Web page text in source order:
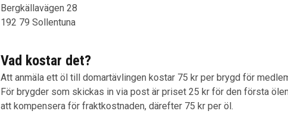
Bergkällavägen 28
192 79 Sollentuna
Vad kostar det?
Att anmäla ett öl till domartävlingen kostar 75 kr per brygd för
För brygder som skickas in via post är priset 25 kr för den första
att kompensera för fraktkostnaden, därefter 75 kr per öl.